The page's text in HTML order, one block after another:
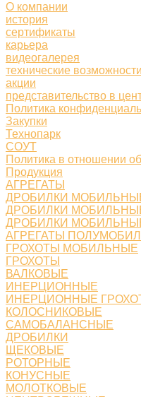
О компании
история
сертификаты
карьера
видеогалерея
технические
акции
представительство в
Политика
Закупки
Технопарк
СОУТ
Политика в отношении
Продукция
АГРЕГАТЫ
ДРОБИЛКИ
ДРОБИЛКИ
ДРОБИЛКИ
АГРЕГАТЫ
ГРОХОТЫ МОБИЛЬНЫЕ
ГРОХОТЫ
ВАЛКОВЫЕ
ИНЕРЦИОННЫЕ
ИНЕРЦИОННЫЕ
КОЛОСНИКОВЫЕ
САМОБАЛАНСНЫЕ
ДРОБИЛКИ
ЩЕКОВЫЕ
РОТОРНЫЕ
КОНУСНЫЕ
МОЛОТКОВЫЕ